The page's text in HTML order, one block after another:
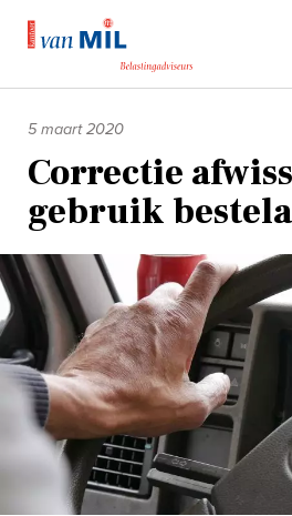
inhoud
5 maart 2020
Correctie
gebruik